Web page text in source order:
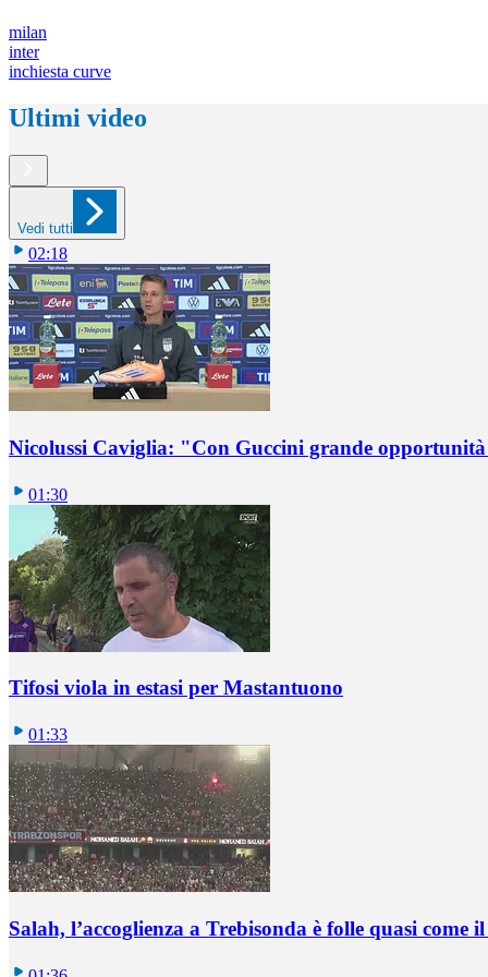
milan
inter
inchiesta curve
Ultimi video
Vedi tutti
02:18
Nicolussi Caviglia: "Con Guccini grande
01:30
Tifosi viola in estasi per Mastantuono
01:33
Salah, l’accoglienza a Trebisonda è folle quasi come